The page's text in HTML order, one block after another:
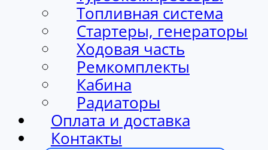
Топливная система
Стартеры, генераторы
Ходовая часть
Ремкомплекты
Кабина
Радиаторы
Оплата и доставка
Контакты